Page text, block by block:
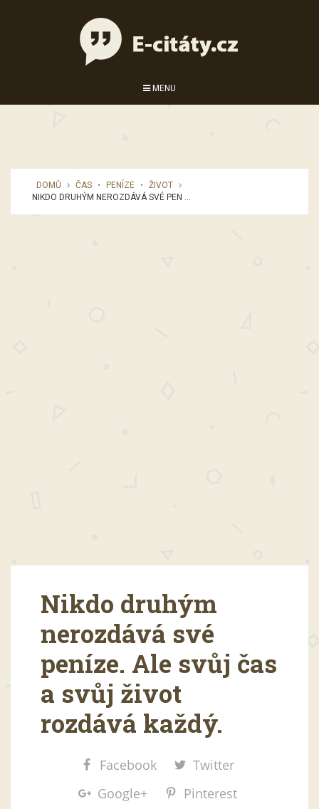
MENU
DOMŮ ČAS • PENÍZE •
ŽIVOT
NIKDO DRUHÝM NEROZDÁVÁ SVÉ PEN ...
Nikdo druhým
nerozdává své
peníze. Ale svůj čas
a svůj život
rozdává každý.
Facebook
Twitter
Google+
Pinterest